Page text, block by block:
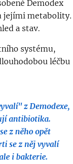
Demodex
jejími metabolity.
a stav.
systému,
léčbu
z Demodexe,
antibiotika.
z něho opět
se z něj vyvalí
i bakterie.